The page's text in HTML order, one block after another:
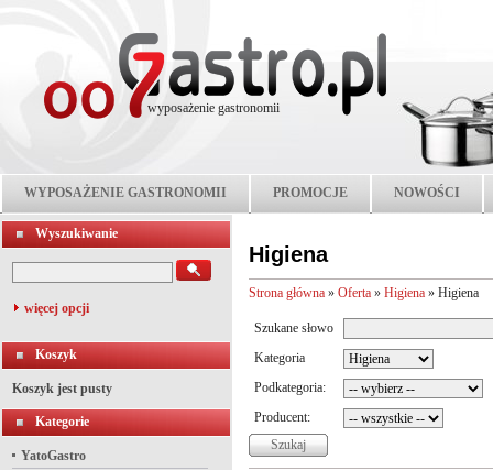
wyposażenie gastronomii
WYPOSAŻENIE GASTRONOMII PROMOCJE NOWOŚCI
Wyszukiwanie
więcej opcji
Koszyk
Koszyk jest pusty
Kategorie
YatoGastro
Higiena
Strona główna » Oferta » Higiena » Higiena
Szukane słowo
Kategoria
Podkategoria:
Producent: